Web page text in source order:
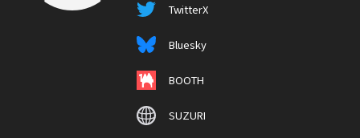
TwitterX
Bluesky
BOOTH
SUZURI